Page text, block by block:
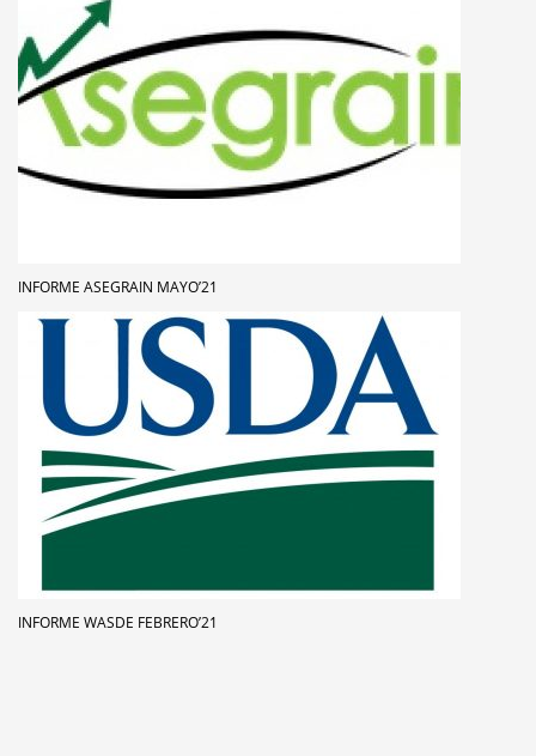
INFORME ASEGRAIN MAYO’21
INFORME WASDE FEBRERO’21